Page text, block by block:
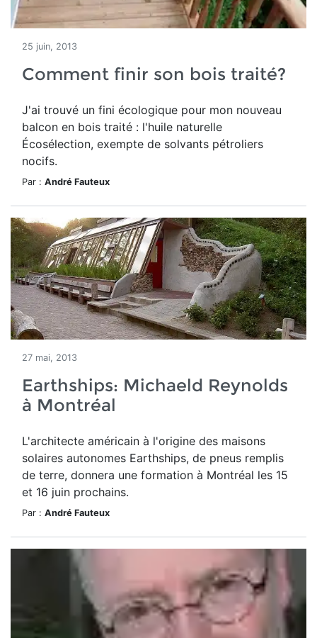
25 juin, 2013
Comment finir son bois traité?
J'ai trouvé un fini écologique pour mon nouveau
balcon en bois traité : l'huile naturelle
Écosélection, exempte de solvants pétroliers
nocifs.
Par : André Fauteux
27 mai, 2013
Earthships: Michaeld Reynolds
à Montréal
L'architecte américain à l'origine des maisons
solaires autonomes Earthships, de pneus remplis
de terre, donnera une formation à Montréal les 15
et 16 juin prochains.
Par : André Fauteux